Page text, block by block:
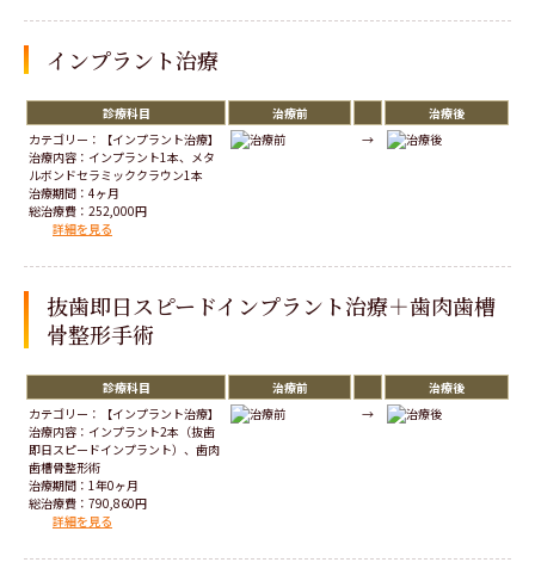
インプラント治療
診療科目 治療前
治療後
カテゴリー：【インプラント治療】
治療内容：インプラント1本、メタ
ルボンドセラミッククラウン1本
治療期間：4ヶ月
総治療費：252,000円
詳細を見る
→
抜歯即日スピードインプラント治療＋歯肉歯槽
骨整形手術
診療科目 治療前
治療後
カテゴリー：【インプラント治療】
治療内容：インプラント2本（抜歯
即日スピードインプラント）、歯肉
歯槽骨整形術
治療期間：1年0ヶ月
総治療費：790,860円
詳細を見る
→